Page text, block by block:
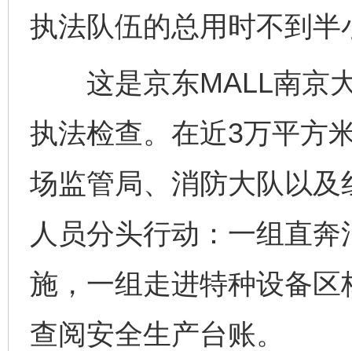
执法队伍的总用时不到半
这是京东MALL南京大
执法检查。在近3万平方
场监管局、消防大队以
人员分头行动：一组直
施，一组走进特种设备
查阅安全生产台账。